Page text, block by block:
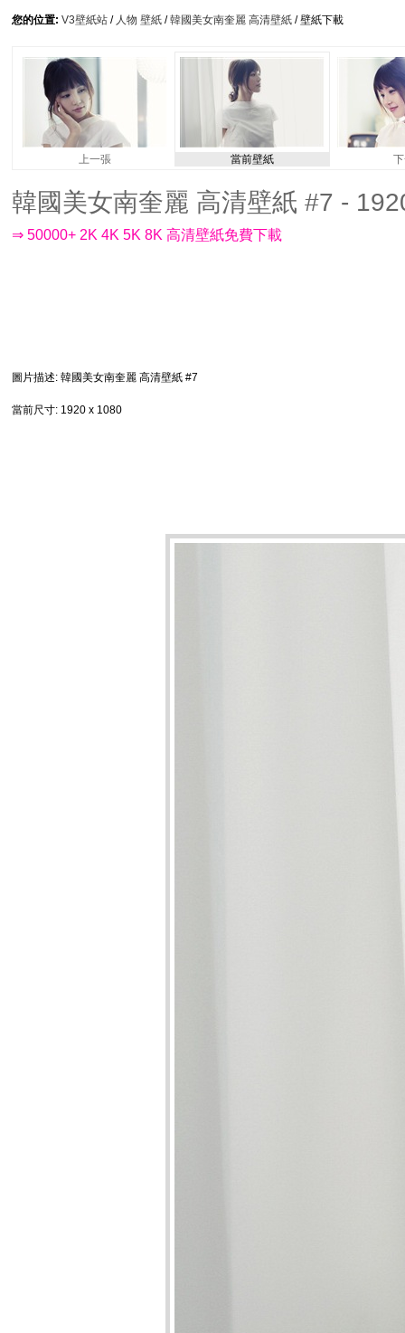
您的位置: V3壁紙站 / 人物 壁紙 /韓國美女南奎麗 高清壁紙 / 壁紙下載
上一張 當前壁紙
韓國美女南奎麗 高清壁紙 #7 -
⇒ 50000+ 2K 4K 5K 8K 高清壁紙免費下載
圖片描述: 韓國美女南奎麗 高清壁紙 #7
當前尺寸: 1920 x 1080